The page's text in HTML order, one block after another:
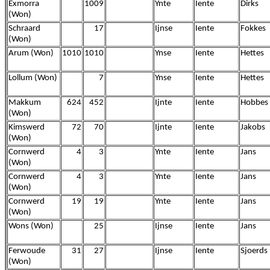
Exmorra
(Won)
1009 Ynte Iente Dirks
Schraard
(Won)
17 Ijnse Iente Fokkes
Arum (Won) 1010 1010 Ynse Iente Hettes
Lollum (Won) 7 Ynse Iente Hettes
Makkum
(Won)
624 452 Ijnte Iente Hobbes
Kimswerd
(Won)
72 70 Ijnte Iente Jakobs
Cornwerd
(Won)
4 3 Ynte Iente Jans
Cornwerd
(Won)
4 3 Ynte Iente Jans
Cornwerd
(Won)
19 19 Ynte Iente Jans
Wons (Won) 25 Ijnse Iente Jans
Ferwoude
(Won)
31 27 Ijnse Iente Sjoerds